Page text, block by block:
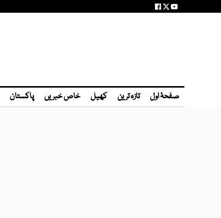
صفحۂ اول تازہ ترین کھیل خاص خبریں پاکستان